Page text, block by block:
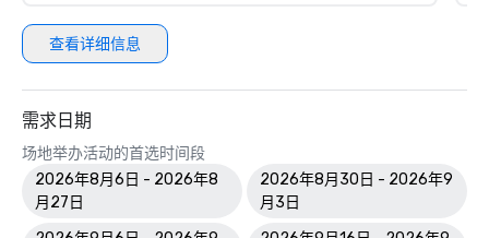
查看详细信息
需求日期
场地举办活动的首选时间段
2026年8月6日 - 2026年8
月27日
2026年8月30日 - 2026年9
月3日